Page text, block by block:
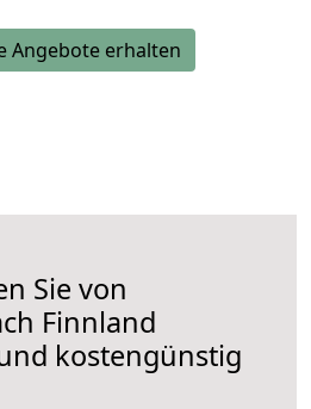
Angebote erhalten
Sie von
Finnland
kostengünstig